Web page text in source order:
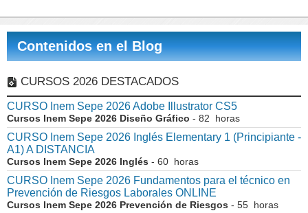
Contenidos en el Blog
CURSOS 2026 DESTACADOS
CURSO Inem Sepe 2026 Adobe Illustrator CS5
Cursos Inem Sepe 2026 Diseño Gráfico - 82 horas
CURSO Inem Sepe 2026 Inglés Elementary 1 (Principiante -
A1) A DISTANCIA
Cursos Inem Sepe 2026 Inglés - 60 horas
CURSO Inem Sepe 2026 Fundamentos para el técnico en
Prevención de Riesgos Laborales ONLINE
Cursos Inem Sepe 2026 Prevención de Riesgos - 55 horas